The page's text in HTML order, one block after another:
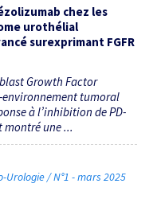
chez les
urothélial
surexprimant FGFR
Growth Factor
environnement tumoral
à l’inhibition de PD-
montré une ...
Urologie / N°1 - mars 2025